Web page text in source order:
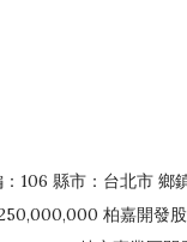
106 縣市：台北市 鄉
柏嘉開發